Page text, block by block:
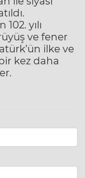
yılı
ve fener
ilke ve
kez daha